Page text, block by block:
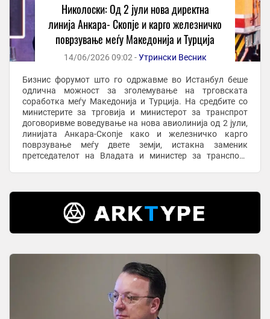
Николоски: Од 2 јули нова директна
линија Анкара- Скопје и карго железничко
поврзување меѓу Македонија и Турција
14/06/2026 09:02 -Утрински Весник
Бизнис форумот што го одржавме во Истанбул беше
одлична можност за зголемување на трговската
соработка меѓу Македонија и Турција. На средбите со
министерите за трговија и министерот за транспрот
договоривме воведување на нова авиолинија од 2 јули,
линијата Анкара-Скопје како и железничко карго
поврзување меѓу двете земји, истакна заменик
претседателот на Владата и министер за транспорт